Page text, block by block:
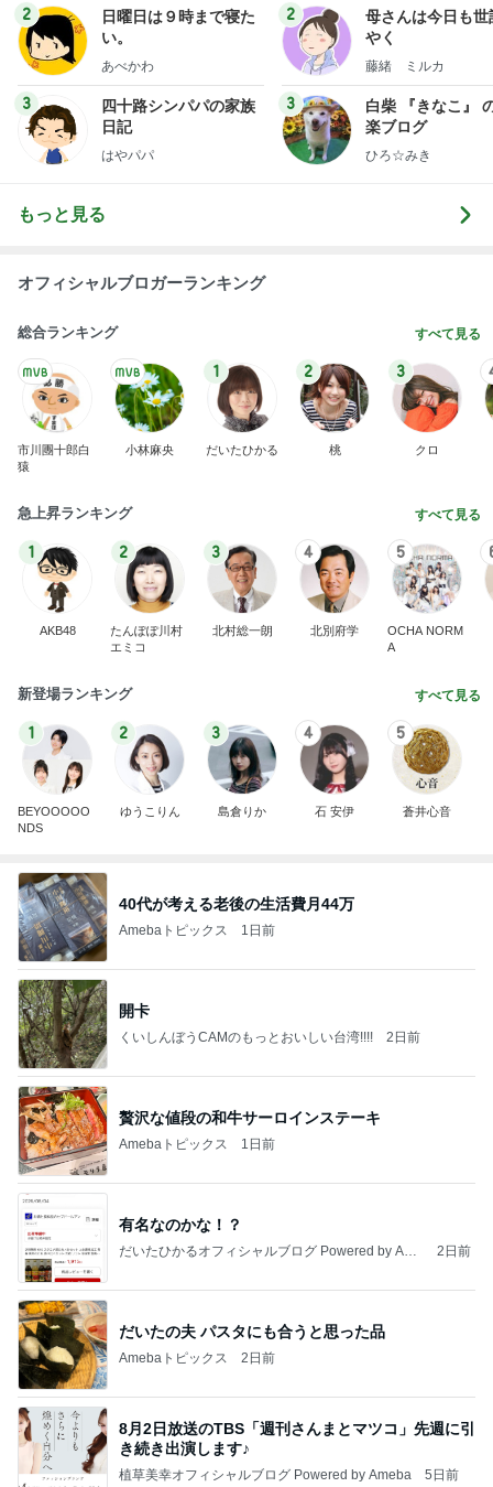
2
日曜日は９時まで寝た
い。
あべかわ
3
四十路シンパパの家族
日記
はやパパ
2
母さんは今日も世
やく
藤緒 ミルカ
3
白柴 『きなこ』
楽ブログ
ひろ☆みき
もっと見る
オフィシャルブロガーランキング
総合ランキング すべて見る
市川團十郎白
猿
小林麻央
1
だいたひかる
2
桃
3
クロ
急上昇ランキング すべて見る
1
AKB48
2
たんぽぽ川村
エミコ
3
北村総一朗
4
北別府学
5
OCHA NORM
A
新登場ランキング すべて見る
1
BEYOOOOO
NDS
2
ゆうこりん
3
島倉りか
4
石 安伊
5
蒼井心音
40代が考える老後の生活費月44万
Amebaトピックス 1日前
開卡
くいしんぼうCAMのもっとおいしい台湾!!!! 2日前
贅沢な値段の和牛サーロインステーキ
Amebaトピックス 1日前
有名なのかな！？
だいたひかるオフィシャルブログ Powered by Ame
2日前
だいたの夫 パスタにも合うと思った品
Amebaトピックス 2日前
8月2日放送のTBS「週刊さんまとマツコ」先週に引
き続き出演します♪
植草美幸オフィシャルブログ Powered by Ameba 5日前